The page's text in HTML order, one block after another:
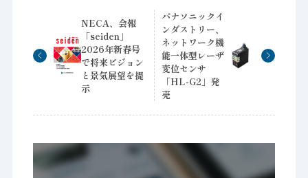
NECA、会報
「seiden」
2026年新春号
で将来ビジョン
と景気展望を提
示
パナソニックイ
ンダストリー、
ネットワーク機
能一体型レーザ
変位センサ
「HL-G2」発
売